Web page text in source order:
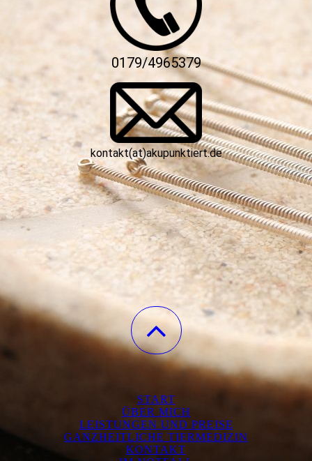
0179/4965379
kontakt(at)akupunktiert.de
START
ÜBER MICH
LEISTUNGEN UND PREISE
GANZHEITLICHE TIERMEDIZIN
KONTAKT